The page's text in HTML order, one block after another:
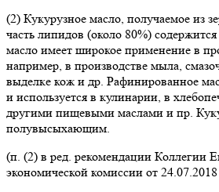
(2) Кукурузное масло, получаемое из
часть липидов (около 80%)
масло имеет широкое применение в
например, в производстве мыла,
выделке кож и др. Рафинированное
и используется в кулинарии, в
другими пищевыми маслами и пр.
полувысыхающим.
(п. (2) в ред. рекомендации Коллегии
экономической комиссии от